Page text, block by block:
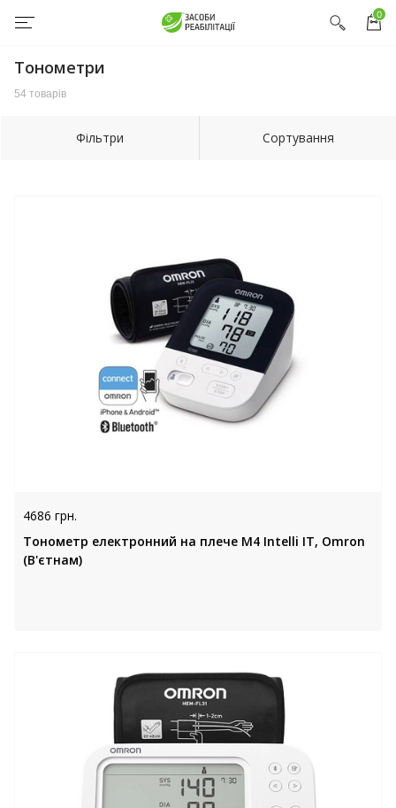
0
Тонометри
54 товарів
Фільтри Сортування
4686 грн.
Тонометр електронний на плече M4 Intelli IT, Omron
(В'єтнам)